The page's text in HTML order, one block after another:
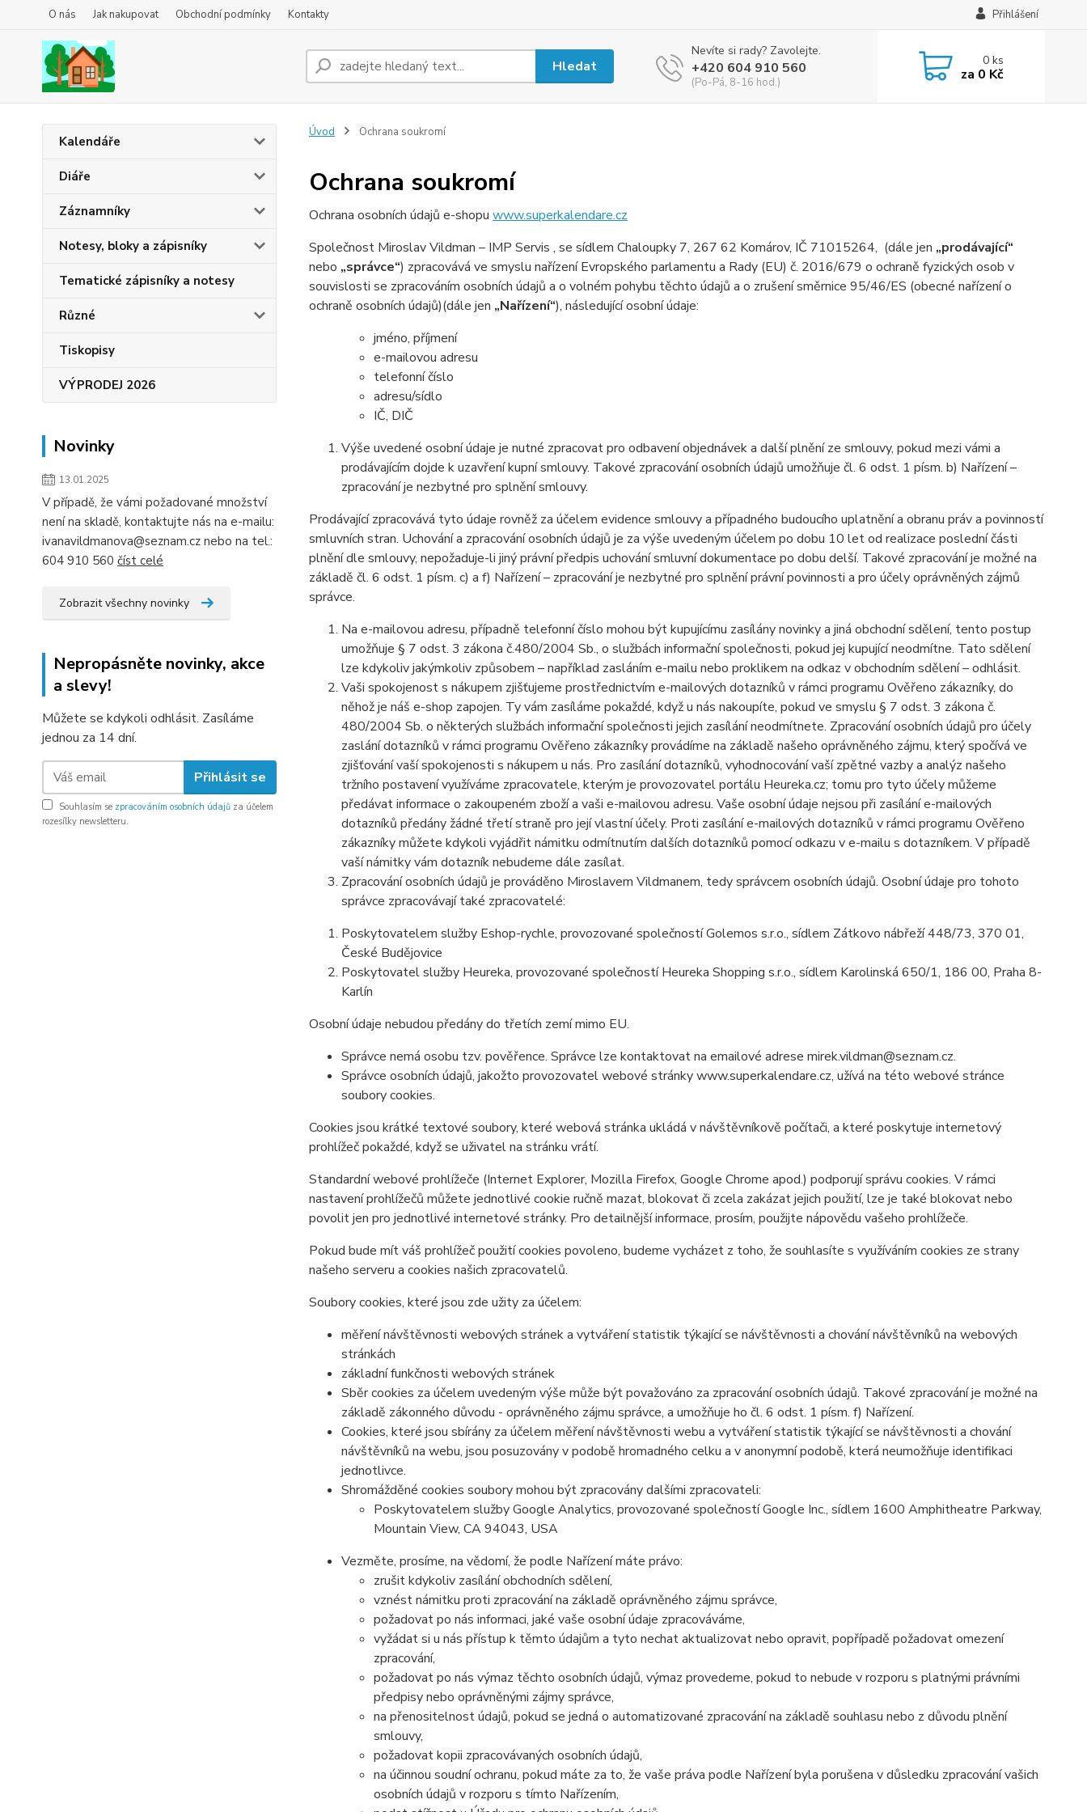
O nás Jak nakupovat Obchodní podmínky Kontakty Přihlášení
Hledat
Nevíte si rady? Zavolejte.
+420 604 910 560
(Po-Pá, 8-16 hod.)
0ks
za 0 Kč
Kalendáře
Diáře
Záznamníky
Notesy, bloky a zápisníky
Tematické zápisníky a notesy
Různé
Tiskopisy
VÝPRODEJ 2026
Novinky
13.01.2025
V případě, že vámi požadované množství
není na skladě, kontaktujte nás na e-mailu:
ivanavildmanova@seznam.cz nebo na tel.:
604 910 560 číst celé
Zobrazit všechny novinky
Nepropásněte novinky, akce
a slevy!
Můžete se kdykoli odhlásit. Zasíláme
jednou za 14 dní.
Přihlásit se
Souhlasím se zpracováním osobních údajů za účelem
rozesílky newsletteru.
Úvod Ochrana soukromí
Ochrana soukromí
Ochrana osobních údajů e-shopu www.superkalendare.cz
Společnost Miroslav Vildman – IMP Servis , se sídlem Chaloupky 7, 267 62 Komárov, IČ 71015264, (dále jen „prodávající“
nebo „správce“) zpracovává ve smyslu nařízení Evropského parlamentu a Rady (EU) č. 2016/679 o ochraně fyzických osob v
souvislosti se zpracováním osobních údajů a o volném pohybu těchto údajů a o zrušení směrnice 95/46/ES (obecné nařízení o
ochraně osobních údajů)(dále jen „Nařízení“), následující osobní údaje:
jméno, příjmení
e-mailovou adresu
telefonní číslo
adresu/sídlo
IČ, DIČ
Výše uvedené osobní údaje je nutné zpracovat pro odbavení objednávek a další plnění ze smlouvy, pokud mezi vámi a
prodávajícím dojde k uzavření kupní smlouvy. Takové zpracování osobních údajů umožňuje čl. 6 odst. 1 písm. b) Nařízení –
zpracování je nezbytné pro splnění smlouvy.
Prodávající zpracovává tyto údaje rovněž za účelem evidence smlouvy a případného budoucího uplatnění a obranu práv a povinností
smluvních stran. Uchování a zpracování osobních údajů je za výše uvedeným účelem po dobu 10 let od realizace poslední části
plnění dle smlouvy, nepožaduje-li jiný právní předpis uchování smluvní dokumentace po dobu delší. Takové zpracování je možné na
základě čl. 6 odst. 1 písm. c) a f) Nařízení – zpracování je nezbytné pro splnění právní povinnosti a pro účely oprávněných zájmů
správce.
Na e-mailovou adresu, případně telefonní číslo mohou být kupujícímu zasílány novinky a jiná obchodní sdělení, tento postup
umožňuje § 7 odst. 3 zákona č.480/2004 Sb., o službách informační společnosti, pokud jej kupující neodmítne. Tato sdělení
lze kdykoliv jakýmkoliv způsobem – například zasláním e-mailu nebo proklikem na odkaz v obchodním sdělení – odhlásit.
Vaši spokojenost s nákupem zjišťujeme prostřednictvím e-mailových dotazníků v rámci programu Ověřeno zákazníky, do
něhož je náš e-shop zapojen. Ty vám zasíláme pokaždé, když u nás nakoupíte, pokud ve smyslu § 7 odst. 3 zákona č.
480/2004 Sb. o některých službách informační společnosti jejich zasílání neodmítnete. Zpracování osobních údajů pro účely
zaslání dotazníků v rámci programu Ověřeno zákazníky provádíme na základě našeho oprávněného zájmu, který spočívá ve
zjišťování vaší spokojenosti s nákupem u nás. Pro zasílání dotazníků, vyhodnocování vaší zpětné vazby a analýz našeho
tržního postavení využíváme zpracovatele, kterým je provozovatel portálu Heureka.cz; tomu pro tyto účely můžeme
předávat informace o zakoupeném zboží a vaši e-mailovou adresu. Vaše osobní údaje nejsou při zasílání e-mailových
dotazníků předány žádné třetí straně pro její vlastní účely. Proti zasílání e-mailových dotazníků v rámci programu Ověřeno
zákazníky můžete kdykoli vyjádřit námitku odmítnutím dalších dotazníků pomocí odkazu v e-mailu s dotazníkem. V případě
vaší námitky vám dotazník nebudeme dále zasílat.
Zpracování osobních údajů je prováděno Miroslavem Vildmanem, tedy správcem osobních údajů. Osobní údaje pro tohoto
správce zpracovávají také zpracovatelé:
Poskytovatelem služby Eshop-rychle, provozované společností Golemos s.r.o., sídlem Zátkovo nábřeží 448/73, 370 01,
České Budějovice
Poskytovatel služby Heureka, provozované společností Heureka Shopping s.r.o., sídlem Karolinská 650/1, 186 00, Praha 8-
Karlín
Osobní údaje nebudou předány do třetích zemí mimo EU.
Správce nemá osobu tzv. pověřence. Správce lze kontaktovat na emailové adrese mirek.vildman@seznam.cz.
Správce osobních údajů, jakožto provozovatel webové stránky www.superkalendare.cz, užívá na této webové stránce
soubory cookies.
Cookies jsou krátké textové soubory, které webová stránka ukládá v návštěvníkově počítači, a které poskytuje internetový
prohlížeč pokaždé, když se uživatel na stránku vrátí.
Standardní webové prohlížeče (Internet Explorer, Mozilla Firefox, Google Chrome apod.) podporují správu cookies. V rámci
nastavení prohlížečů můžete jednotlivé cookie ručně mazat, blokovat či zcela zakázat jejich použití, lze je také blokovat nebo
povolit jen pro jednotlivé internetové stránky. Pro detailnější informace, prosím, použijte nápovědu vašeho prohlížeče.
Pokud bude mít váš prohlížeč použití cookies povoleno, budeme vycházet z toho, že souhlasíte s využíváním cookies ze strany
našeho serveru a cookies našich zpracovatelů.
Soubory cookies, které jsou zde užity za účelem:
měření návštěvnosti webových stránek a vytváření statistik týkající se návštěvnosti a chování návštěvníků na webových
stránkách
základní funkčnosti webových stránek
Sběr cookies za účelem uvedeným výše může být považováno za zpracování osobních údajů. Takové zpracování je možné na
základě zákonného důvodu - oprávněného zájmu správce, a umožňuje ho čl. 6 odst. 1 písm. f) Nařízení.
Cookies, které jsou sbírány za účelem měření návštěvnosti webu a vytváření statistik týkající se návštěvnosti a chování
návštěvníků na webu, jsou posuzovány v podobě hromadného celku a v anonymní podobě, která neumožňuje identifikaci
jednotlivce.
Shromážděné cookies soubory mohou být zpracovány dalšími zpracovateli:
Poskytovatelem služby Google Analytics, provozované společností Google Inc., sídlem 1600 Amphitheatre Parkway,
Mountain View, CA 94043, USA
Vezměte, prosíme, na vědomí, že podle Nařízení máte právo:
zrušit kdykoliv zasílání obchodních sdělení,
vznést námitku proti zpracování na základě oprávněného zájmu správce,
požadovat po nás informaci, jaké vaše osobní údaje zpracováváme,
vyžádat si u nás přístup k těmto údajům a tyto nechat aktualizovat nebo opravit, popřípadě požadovat omezení
zpracování,
požadovat po nás výmaz těchto osobních údajů, výmaz provedeme, pokud to nebude v rozporu s platnými právními
předpisy nebo oprávněnými zájmy správce,
na přenositelnost údajů, pokud se jedná o automatizované zpracování na základě souhlasu nebo z důvodu plnění
smlouvy,
požadovat kopii zpracovávaných osobních údajů,
na účinnou soudní ochranu, pokud máte za to, že vaše práva podle Nařízení byla porušena v důsledku zpracování vašich
osobních údajů v rozporu s tímto Nařízením,